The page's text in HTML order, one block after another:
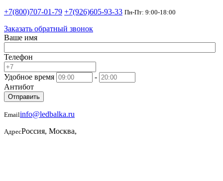
+7(800)707-01-79 +7(926)605-93-33 Пн-Пт: 9:00-18:00
Заказать обратный звонок
Ваше имя
Телефон
Удобное время
-
Антибот
Отправить
Emailinfo@ledbalka.ru
АдресРоссия, Москва,